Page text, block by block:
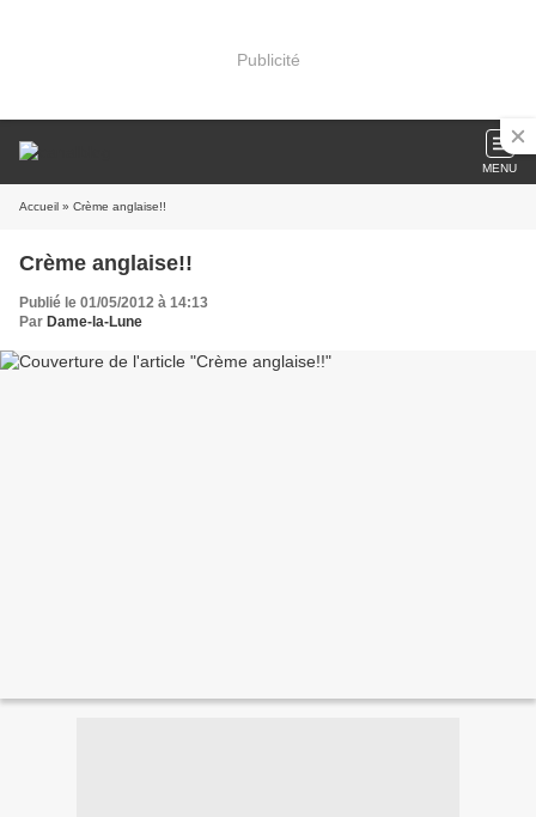
Publicité
MENU
Accueil » Crème anglaise!!
Crème anglaise!!
Publié le 01/05/2012 à 14:13
Par Dame-la-Lune